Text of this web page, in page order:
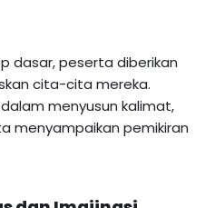
dasar, peserta diberikan
cita-cita mereka.
menyusun kalimat,
menyampaikan pemikiran